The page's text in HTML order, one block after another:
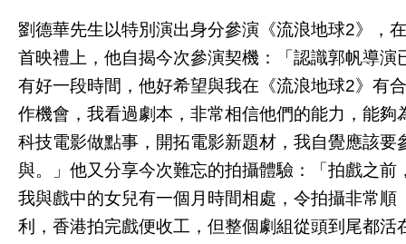
劉德華先生以特別演出身分參演《流浪地球2》，在
首映禮上，他自揭今次參演契機：「認識郭帆導演
有好一段時間，他好希望與我在《流浪地球2》有合
作機會，我看過劇本，非常相信他們的能力，能夠
科技電影做點事，開拓電影新題材，我自覺應該要
與。」他又分享今次難忘的拍攝體驗：「拍戲之前
我與戲中的女兒有一個月時間相處，令拍攝非常順
利，香港拍完戲便收工，但整個劇組從頭到尾都活